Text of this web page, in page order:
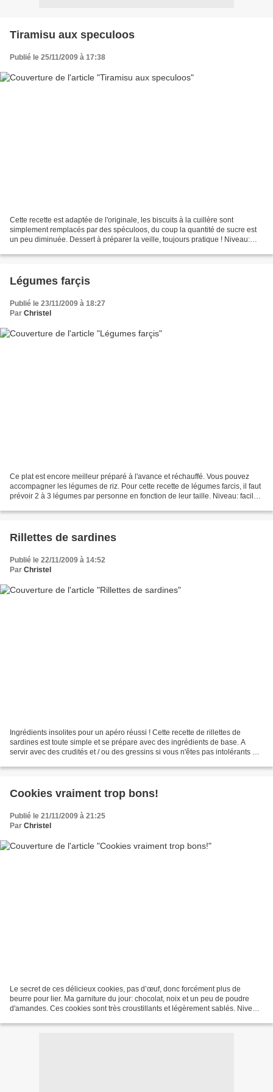
Tiramisu aux speculoos
Publié le 25/11/2009 à 17:38
Cette recette est adaptée de l'originale, les biscuits à la cuillère sont
simplement remplacés par des spéculoos, du coup la quantité de sucre est
un peu diminuée. Dessert à préparer la veille, toujours pratique ! Niveau:
Légumes farçis
Publié le 23/11/2009 à 18:27
Par Christel
Ce plat est encore meilleur préparé à l'avance et réchauffé. Vous pouvez
accompagner les légumes de riz. Pour cette recette de légumes farcis, il faut
prévoir 2 à 3 légumes par personne en fonction de leur taille. Niveau: facile
Rillettes de sardines
Publié le 22/11/2009 à 14:52
Par Christel
Ingrédients insolites pour un apéro réussi ! Cette recette de rillettes de
sardines est toute simple et se prépare avec des ingrédients de base. A
servir avec des crudités et / ou des gressins si vous n'êtes pas intolérants au
Cookies vraiment trop bons!
Publié le 21/11/2009 à 21:25
Par Christel
Le secret de ces délicieux cookies, pas d’œuf, donc forcément plus de
beurre pour lier. Ma garniture du jour: chocolat, noix et un peu de poudre
d'amandes. Ces cookies sont très croustillants et légèrement sablés. Niveau: